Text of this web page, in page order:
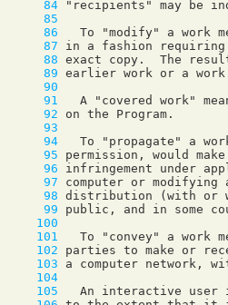
     84
     85
     86
     87
     88
     89
     90
     91
     92
     93
     94
     95
     96
     97
     98
     99
    100
    101
    102
    103
    104
    105